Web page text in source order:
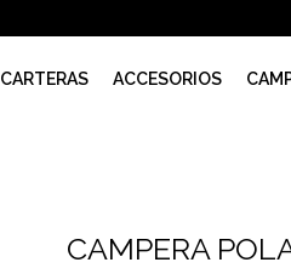
CARTERAS ACCESORIOS
CAMPERA